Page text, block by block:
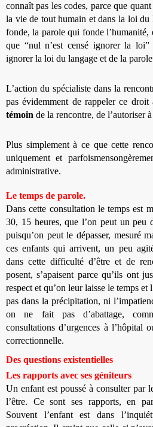
connaît pas les codes, parce que
la vie de tout humain et dans la loi du
fonde, la parole qui fonde l’humanité,
que “nul n’est censé ignorer la
ignorer la loi du langage et de la
L’action du spécialiste dans la
pas évidemment de rappeler ce
témoin de la rencontre, de l’autoriser
Plus simplement à ce que cette
uniquement et parfois
administrative.
Le temps de parole.
Dans cette consultation le temps est
30, 15 heures, que l’on peut un peu
puisqu’on peut le dépasser, mesuré
ces enfants qui arrivent, un peu
dans cette difficulté d’être et de
posent, s’apaisent parce qu’ils ont
respect et qu’on leur laisse le temps et
pas dans la précipitation, ni
on ne fait pas d’abattage,
consultations d’urgences à l’hôpital
correctionnelle.
Des questions existentielles
Les rapports avec ses géniteurs
Un enfant est poussé à consulter par
l’être. Ce sont ses rapports, en
Souvent l’enfant est dans